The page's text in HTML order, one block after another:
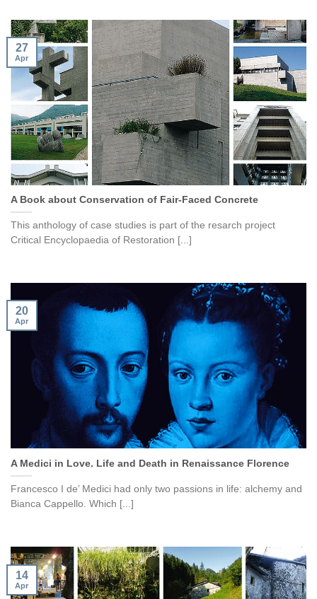
A Book about Conservation of Fair-Faced Concrete
This anthology of case studies is part of the resarch project
Critical Encyclopaedia of Restoration [...]
27
Apr
A Medici in Love. Life and Death in Renaissance Florence
Francesco I de’ Medici had only two passions in life: alchemy and
Bianca Cappello. Which [...]
20
Apr
14
Apr